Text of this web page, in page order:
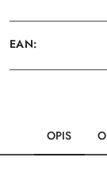
EAN:
OPIS